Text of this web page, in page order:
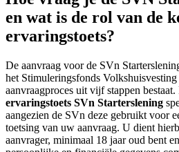
en wat is de rol van de
ervaringstoets?
De aanvraag voor de SVn
het Stimuleringsfonds
aanvraagproces uit vijf stappen bestaat.
ervaringstoets SVn Starterslening
aangezien de SVn deze gebruikt voor
toetsing van uw aanvraag. U dient
aanvrager, minimaal 18 jaar oud bent